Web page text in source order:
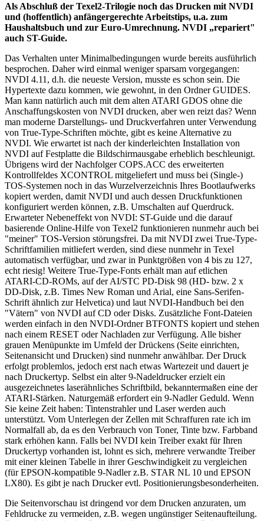
Als Abschluß der Texel2-Trilogie noch das Drucken mit NVDI
und (hoffentlich) anfängergerechte Arbeitstips, u.a. zum
Haushaltsbuch und zur Euro-Umrechnung. NVDI „repariert"
auch ST-Guide.
Das Verhalten unter Minimalbedingungen wurde bereits ausführlich
besprochen. Daher wird einmal weniger sparsam vorgegangen:
NVDI 4.11, d.h. die neueste Version, musste es schon sein. Die
Hypertexte dazu kommen, wie gewohnt, in den Ordner GUIDES.
Man kann natürlich auch mit dem alten ATARI GDOS ohne die
Anschaffungskosten von NVDI drucken, aber wen reizt das? Wenn
man moderne Darstellungs- und Druckverfahren unter Verwendung
von True-Type-Schriften möchte, gibt es keine Alternative zu
NVDI. Wie erwartet ist nach der kinderleichten Installation von
NVDI auf Festplatte die Bildschirmausgabe erheblich beschleunigt.
Übrigens wird der Nachfolger COPS.ACC des erweiterten
Kontrollfeldes XCONTROL mitgeliefert und muss bei (Single-)
TOS-Systemen noch in das Wurzelverzeichnis Ihres Bootlaufwerks
kopiert werden, damit NVDI und auch dessen Druckfunktionen
konfiguriert werden können, z.B. Umschalten auf Querdruck.
Erwarteter Nebeneffekt von NVDI: ST-Guide und die darauf
basierende Online-Hilfe von Texel2 funktionieren nunmehr auch bei
"meiner" TOS-Version störungsfrei. Da mit NVDI zwei True-Type-
Schriftfamilien mitliefert werden, sind diese nunmehr in Texel
automatisch verfügbar, und zwar in Punktgrößen von 4 bis zu 127,
echt riesig! Weitere True-Type-Fonts erhält man auf etlichen
ATARI-CD-ROMs, auf der AI/STC PD-Disk 98 (HD- bzw. 2 x
DD-Disk, z.B. Times New Roman und Arial, eine Sans-Serifen-
Schrift ähnlich zur Helvetica) und laut NVDI-Handbuch bei den
"Vätern" von NVDI auf CD oder Disks. Zusätzliche Font-Dateien
werden einfach in den NVDI-Ordner BTFONTS kopiert und stehen
nach einem RESET oder Nachladen zur Verfügung. Alle bisher
grauen Menüpunkte im Umfeld der Drückens (Seite einrichten,
Seitenansicht und Drucken) sind nunmehr anwählbar. Der Druck
erfolgt problemlos, jedoch erst nach etwas Wartezeit und dauert je
nach Druckertyp. Selbst ein alter 9-Nadeldrucker erzielt ein
ausgezeichnetes laserähnliches Schriftbild, bekanntermaßen eine der
ATARI-Stärken. Naturgemäß erfordert ein 9-Nadler Geduld. Wenn
Sie keine Zeit haben: Tintenstrahler und Laser werden auch
unterstützt. Vom Unterlegen der Zellen mit Schraffuren rate ich im
Normalfall ab, da es den Verbrauch von Toner, Tinte bzw. Farbband
stark erhöhen kann. Falls bei NVDI kein Treiber exakt für Ihren
Druckertyp vorhanden ist, lohnt es sich, mehrere verwandte Treiber
mit einer kleinen Tabelle in ihrer Geschwindigkeit zu vergleichen
(für EPSON-kompatible 9-Nadler z.B. STAR NL 10 und EPSON
LX80). Es gibt je nach Drucker evtl. Positionierungsbesonderheiten.
Die Seitenvorschau ist dringend vor dem Drucken anzuraten, um
Fehldrucke zu vermeiden, z.B. wegen ungünstiger Seitenaufteilung.